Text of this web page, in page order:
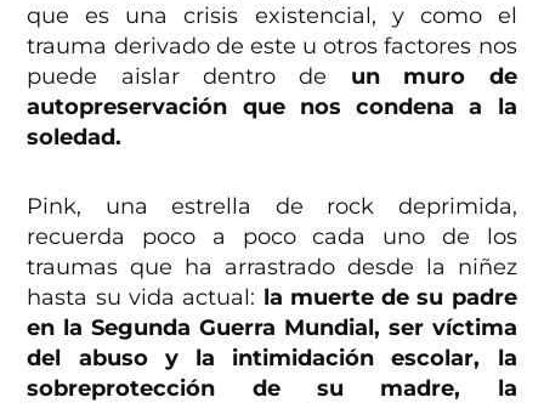
que es una crisis existencial, y como el
trauma derivado de este u otros factores nos
puede aislar dentro de un muro de
autopreservación que nos condena a la
soledad.
Pink, una estrella de rock deprimida,
recuerda poco a poco cada uno de los
traumas que ha arrastrado desde la niñez
hasta su vida actual: la muerte de su padre
en la Segunda Guerra Mundial, ser víctima
del abuso y la intimidación escolar, la
sobreprotección de su madre, la